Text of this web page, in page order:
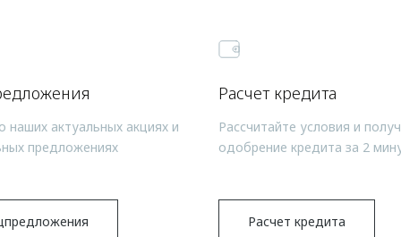
наших актуальных акциях и
предложениях
Расчет кредита
Рассчитайте условия и
одобрение кредита за 2
Расчет кредита